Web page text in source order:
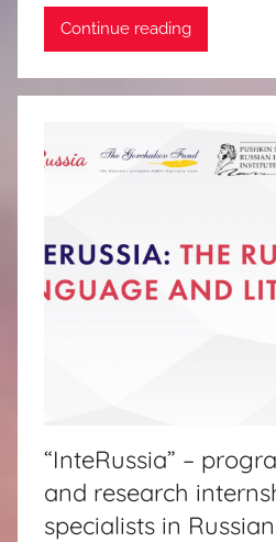
Continue reading
“InteRussia” –
and research
specialists in